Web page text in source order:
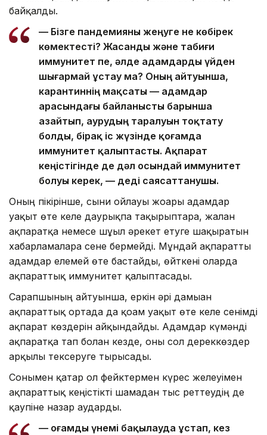
байқалды.
— Бізге пандемияны жеңуге не көбірек
көмектесті? Жасанды және табиғи
иммунитет пе, әлде адамдарды үйден
шығармай ұстау ма? Оның айтуынша,
карантиннің мақсаты — адамдар
арасындағы байланысты барынша
азайтып, аурудың таралуын тоқтату
болды, бірақ іс жүзінде қоғамда
иммунитет қалыптасты. Ақпарат
кеңістігінде де дәл осындай иммунитет
болуы керек, — деді саясаттанушы.
Оның пікірінше, сыни ойлауы жоғары адамдар
уақыт өте келе даурықпа тақырыптарға, жалған
ақпаратқа немесе шұғыл әрекет етуге шақыратын
хабарламаларға сене бермейді. Мұндай ақпаратты
адамдар елемей өте бастайды, өйткені оларда
ақпараттық иммунитет қалыптасады.
Сарапшының айтуынша, еркін әрі дамыған
ақпараттық ортада да қоғам уақыт өте келе сенімді
ақпарат көздерін айқындайды. Адамдар күмәнді
ақпаратқа тап болған кезде, оны сол дереккөздер
арқылы тексеруге тырысады.
Сонымен қатар ол фейктермен күрес желеуімен
ақпараттық кеңістікті шамадан тыс реттеудің де
қаупіне назар аударды.
— Қоғамды үнемі бақылауда ұстап, кез